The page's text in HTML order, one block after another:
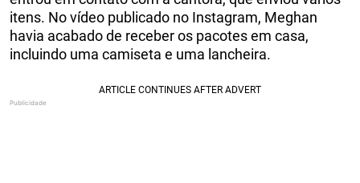
itens. No vídeo publicado no Instagram, Meghan
havia acabado de receber os pacotes em casa,
incluindo uma camiseta e uma lancheira.